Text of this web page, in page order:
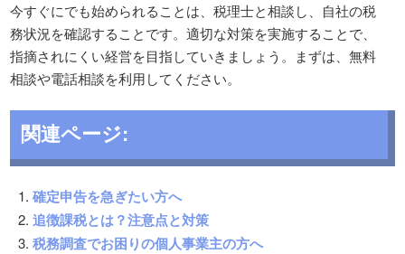
今すぐにでも始められることは、税理士と相談し、自社の税
務状況を確認することです。適切な対策を実施することで、
指摘されにくい経営を目指していきましょう。まずは、無料
相談や電話相談を利用してください。
関連ページ:
確定申告を急ぎたい方へ
追徴課税とは？注意点と対策
税務調査でお困りの個人事業主の方へ